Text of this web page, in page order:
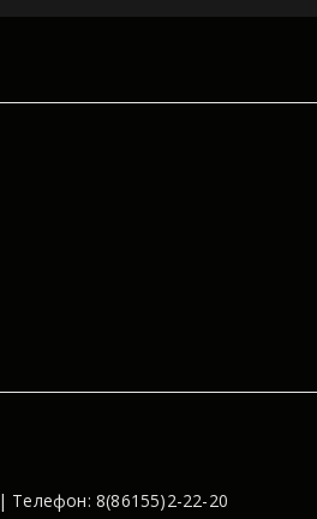
| Телефон: 8(86155)2-22-20